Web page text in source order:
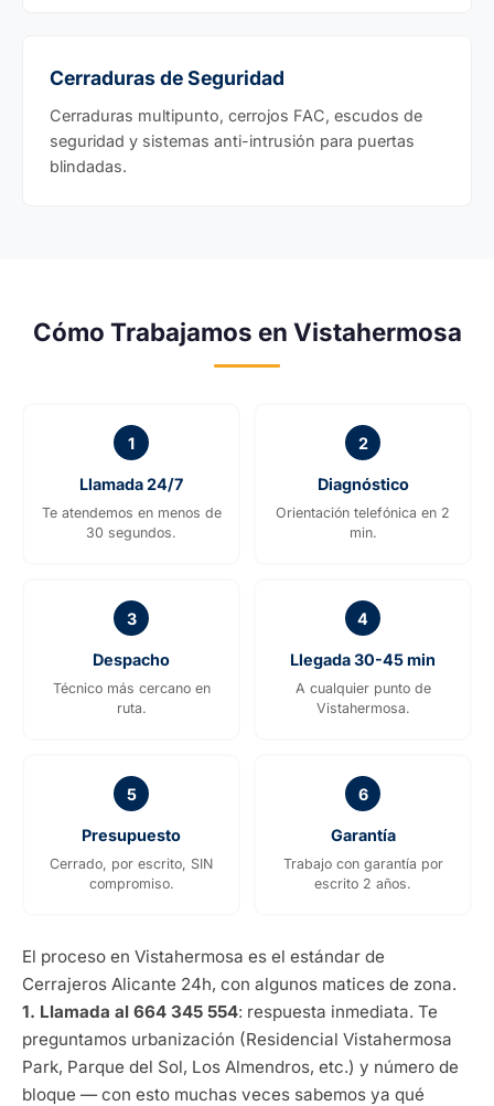
Cerraduras de Seguridad
Cerraduras multipunto, cerrojos FAC, escudos de
seguridad y sistemas anti-intrusión para puertas
blindadas.
Cómo Trabajamos en Vistahermosa
1
Llamada 24/7
Te atendemos en menos de
30 segundos.
2
Diagnóstico
Orientación telefónica en 2
min.
3
Despacho
Técnico más cercano en
ruta.
4
Llegada 30-45 min
A cualquier punto de
Vistahermosa.
5
Presupuesto
Cerrado, por escrito, SIN
compromiso.
6
Garantía
Trabajo con garantía por
escrito 2 años.
El proceso en Vistahermosa es el estándar de
Cerrajeros Alicante 24h, con algunos matices de zona.
1. Llamada al 664 345 554: respuesta inmediata. Te
preguntamos urbanización (Residencial Vistahermosa
Park, Parque del Sol, Los Almendros, etc.) y número de
bloque — con esto muchas veces sabemos ya qué